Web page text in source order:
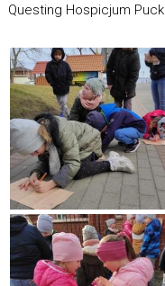
Questing Hospicjum Puck